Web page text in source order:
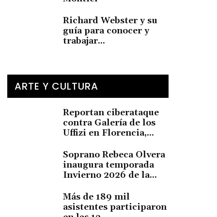
Richard Webster y su
guía para conocer y
trabajar...
ARTE Y CULTURA
Reportan ciberataque
contra Galería de los
Uffizi en Florencia,...
Soprano Rebeca Olvera
inaugura temporada
Invierno 2026 de la...
Más de 189 mil
asistentes participaron